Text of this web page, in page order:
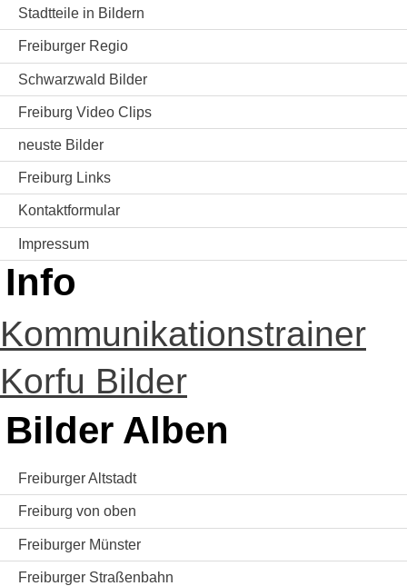
Stadtteile in Bildern
Freiburger Regio
Schwarzwald Bilder
Freiburg Video Clips
neuste Bilder
Freiburg Links
Kontaktformular
Impressum
Info
Kommunikationstrainer
Korfu Bilder
Bilder Alben
Freiburger Altstadt
Freiburg von oben
Freiburger Münster
Freiburger Straßenbahn